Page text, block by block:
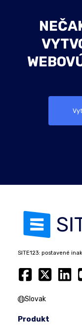
SITE123: postavené
Slovak
Produkt